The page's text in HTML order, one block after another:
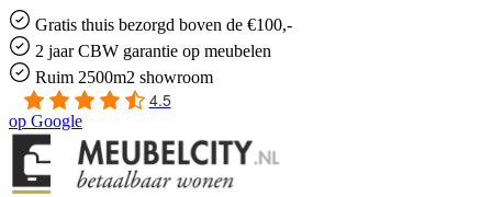
Gratis thuis bezorgd boven de €100,-
2 jaar CBW garantie op meubelen
Ruim 2500m2 showroom
4.5
op Google